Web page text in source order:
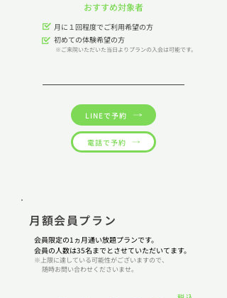
​おすすめ対象者
月に​１回程度でご利用希望の方
初めての体験希望の方
※ご来院いただいた当日よりプランの入会は可能です。
LINEで予約
電話で予約
月額会員プラン
会員限定の1ヵ月通い放題プランです。
​会員の人数は35名までとさせていただいてます。
​※上限に達している可能性がございますので、
随時お問い合わせくださいませ。